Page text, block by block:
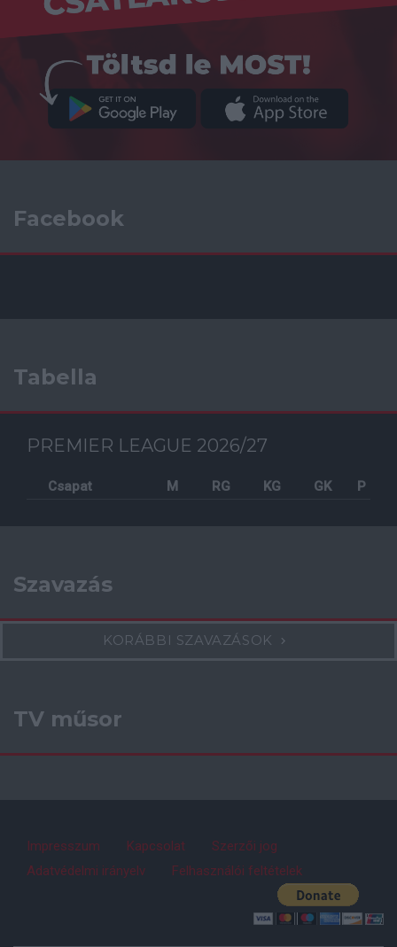
Facebook
Tabella
PREMIER LEAGUE 2026/27
Csapat M RG KG GK P
Szavazás
KORÁBBI SZAVAZÁSOK
TV műsor
Impresszum Kapcsolat
Szerzői jog
Adatvédelmi irányelv
Felhasználói feltételek